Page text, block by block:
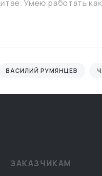
Умею работать
ВАСИЛИЙ РУМЯНЦЕВ
ЗАКАЗЧИКАМ